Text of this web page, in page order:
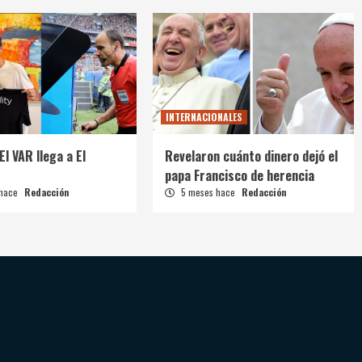
VAR llega a El
Redacción
INTERNACIONALES
Revelaron cuánto dinero dejó el
papa Francisco de herencia
5 meses hace Redacción